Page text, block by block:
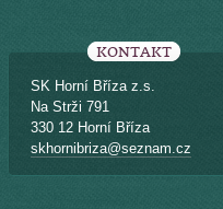
KONTAKT
SK Horní Bříza z.s.
Na Strži 791
330 12 Horní Bříza
skhornibriza@seznam.cz